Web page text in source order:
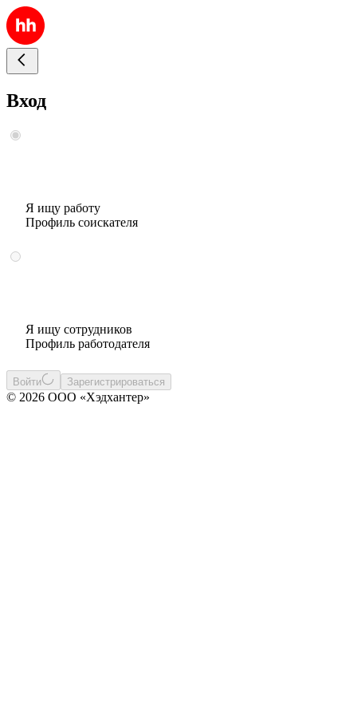
Вход
Я ищу работу
Профиль соискателя
Я ищу сотрудников
Профиль работодателя
Войти Зарегистрироваться
© 2026 ООО «Хэдхантер»